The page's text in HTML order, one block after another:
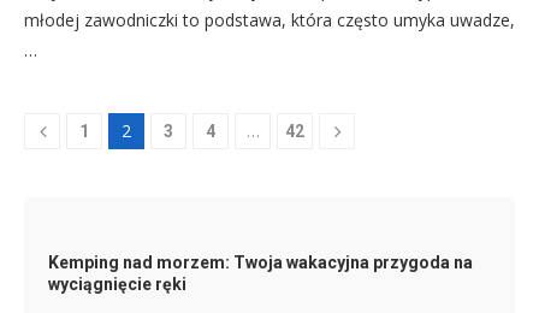
młodej zawodniczki to podstawa, która często umyka uwadze,
…
1 2 3 4 … 42
Kemping nad morzem: Twoja wakacyjna przygoda na
wyciągnięcie ręki